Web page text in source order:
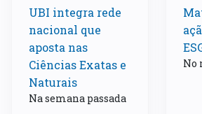
UBI integra rede
nacional que
aposta nas
Ciências Exatas e
Naturais
Na semana passada
No